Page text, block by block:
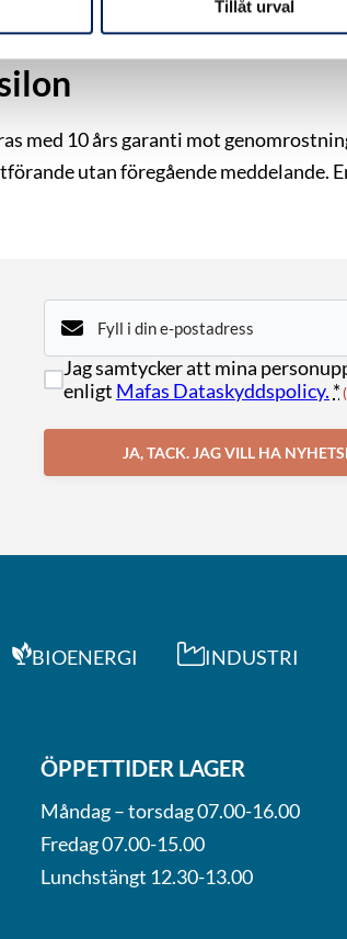
Tillåt urval
med 10 års garanti mot
utan föregående meddelande.
E-
post(Obligatoriskt)
Samtycke(Obligatoriskt)
Jag samtycker att mina
enligt Mafas Dataskyddspolicy. *
JA, TACK. JAG VILL HA
BIOENERGI INDUSTRI
ÖPPETTIDER LAGER
Måndag – torsdag 07.00-16.00
Fredag 07.00-15.00
Lunchstängt 12.30-13.00